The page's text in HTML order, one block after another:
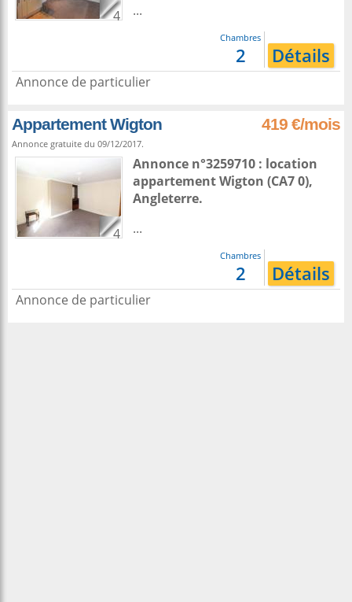
4
...
Chambres
2 Détails
Annonce de particulier
Appartement Wigton 419 €/mois
Annonce gratuite du 09/12/2017.
4
Annonce n°3259710 : location
appartementWigton (CA7 0),
Angleterre.
...
Chambres
2 Détails
Annonce de particulier